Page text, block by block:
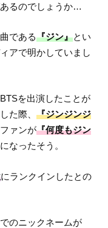
るのでしょうか…
である『ジン』とい
アで明かしていまし
を出演したことが
た際、『ジンジンジ
ァンが『何度もジン
なったそう。
にランクインしたとの
のニックネームが